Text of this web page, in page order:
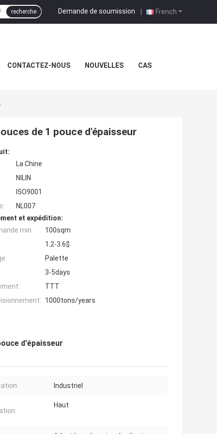
French
Demande de soumission |
recherche
CONTACTEZ-NOUS NOUVELLES CAS
de 1 pouce d'épaisseur
La Chine
NILIN
ISO9001
NL007
et expédition:
min:
100sqm
1.2-3.6$
Palette
3-5days
TTT
1000tons/years
d'épaisseur
Industriel
Haut